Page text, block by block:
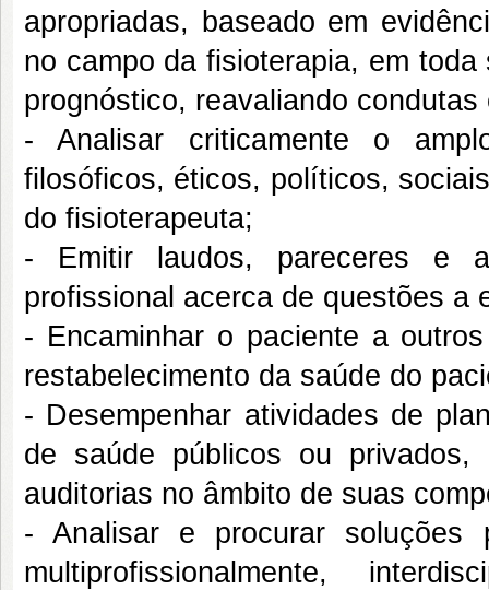
apropriadas, baseado em
no campo da fisioterapia, em
prognóstico, reavaliando
- Analisar criticamente o
filosóficos, éticos, políticos,
do fisioterapeuta;
- Emitir laudos, pareceres e
profissional acerca de questões a
- Encaminhar o paciente a
restabelecimento da saúde do
- Desempenhar atividades de
de saúde públicos ou
auditorias no âmbito de suas
- Analisar e procurar soluções
multiprofissionalmente,